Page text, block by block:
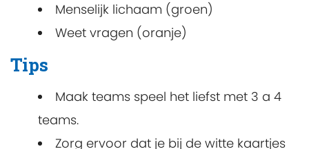
Menselijk lichaam (groen)
Weet vragen (oranje)
Tips
Maak teams speel het liefst met 3 a 4
teams.
Zorg ervoor dat je bij de witte kaartjes